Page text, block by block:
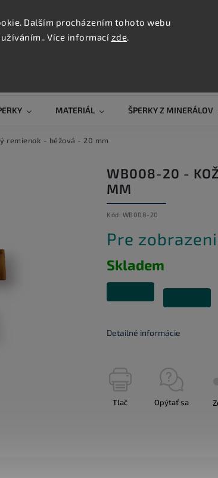
Dalším procházením tohoto webu
Více informací zde.
MATERIÁL ŠPERKY Z MINERÁLOV
remienok - béžová - 20 mm
WB008-20 -
MM
Kód: WB008-20
Pre
Skladem
Detailné informácie
Tlač Opýtať sa